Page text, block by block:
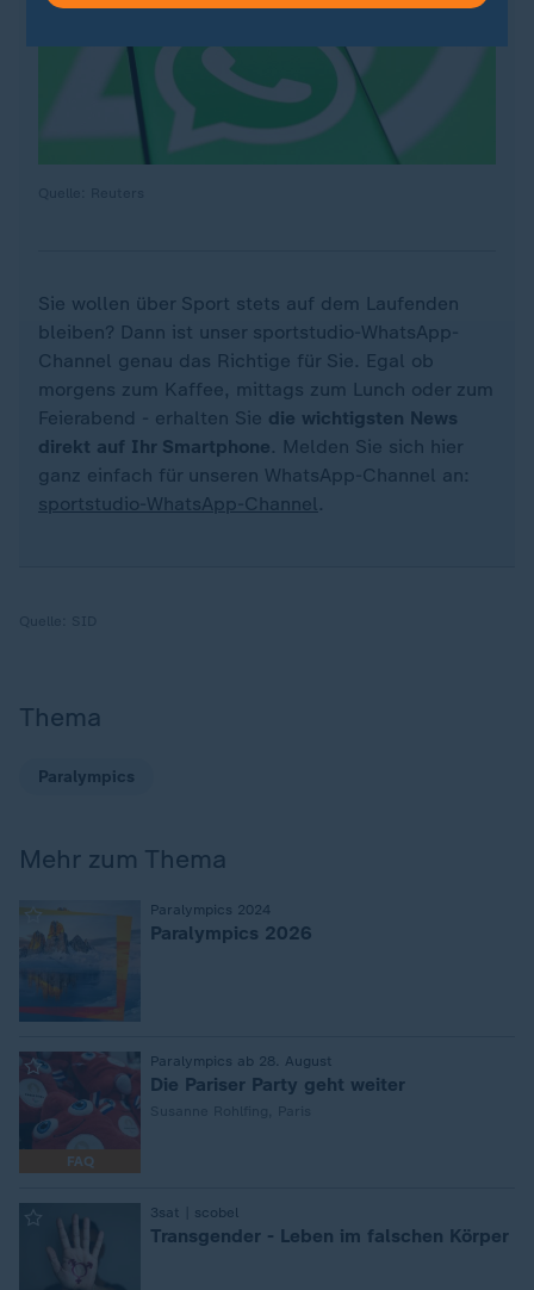
Sie wollen über Sport stets auf dem Laufenden
bleiben? Dann ist unser sportstudio-WhatsApp-
Channel genau das Richtige für Sie. Egal ob
morgens zum Kaffee, mittags zum Lunch oder zum
Feierabend - erhalten Sie die wichtigsten News
direkt auf Ihr Smartphone. Melden Sie sich hier
ganz einfach für unseren WhatsApp-Channel an:
sportstudio-WhatsApp-Channel.
Thema
Paralympics
Mehr zum Thema
Paralympics 2024
:
Paralympics 2026
FAQ
Paralympics ab 28. August
Die Pariser Party geht weiter
3sat | scobel
Transgender - Leben im falschen Körper